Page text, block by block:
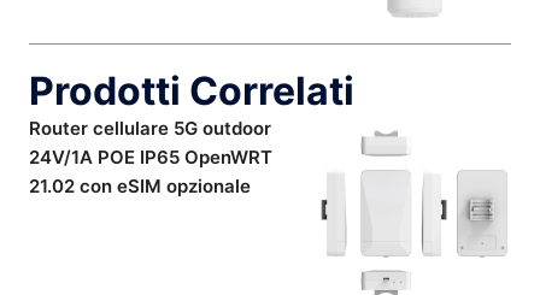
Prodotti Correlati
Router cellulare 5G outdoor
24V/1A POE IP65 OpenWRT
21.02 con eSIM opzionale